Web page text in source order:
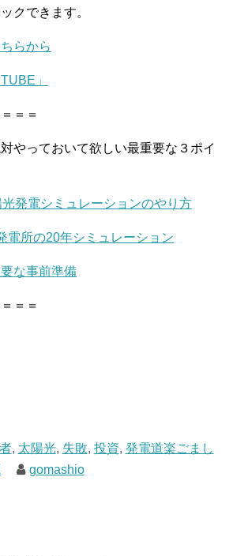
クできます。
らから
」
＝＝
やっておいて欲しい最重要な３ポイ
発電シミュレーションのやり方
電所の20年シミュレーション
な事前準備
＝＝
, 太陽光, 失敗, 投資, 発電道楽ごまし
gomashio